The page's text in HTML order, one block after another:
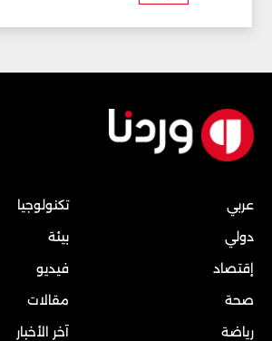
عربي
دولي
إقتصاد
صحة
رياضة
تكنولوجيا
بيئة
فيديو
مقالات
آخر الأخبار